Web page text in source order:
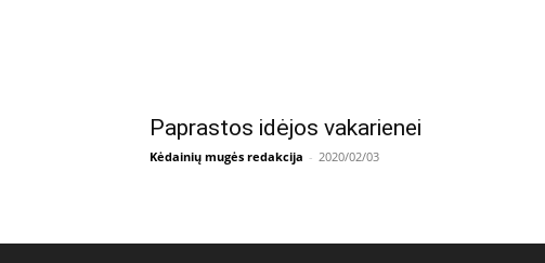
Paprastos idėjos vakarienei
Kėdainių mugės redakcija - 2020/02/03